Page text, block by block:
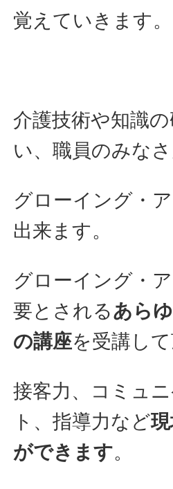
覚えていきます。
介護技術や知識
い、職員のみな
グローイング・
出来ます。
グローイング・
要とされるあら
の講座を受講して
接客力、コミュ
ト、指導力など
ができます。